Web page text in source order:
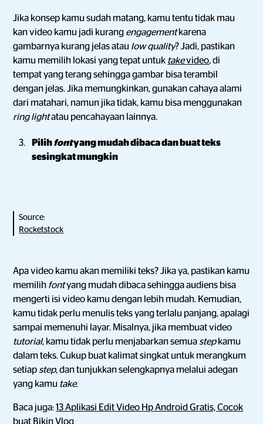
Jika konsep kamu sudah matang, kamu tentu tidak mau
kan video kamu jadi kurang engagementkarena
gambarnya kurang jelas atau low quality? Jadi, pastikan
kamu memilih lokasi yang tepat untuk takevideo, di
tempat yang terang sehingga gambar bisa terambil
dengan jelas. Jika memungkinkan, gunakan cahaya alami
dari matahari, namun jika tidak, kamu bisa menggunakan
ring lightatau pencahayaan lainnya.
Pilihfontyang mudah dibaca dan buat teks
sesingkat mungkin
Source:
Rocketstock
Apa video kamu akan memiliki teks? Jika ya, pastikan kamu
memilih fontyang mudah dibaca sehingga audiens bisa
mengerti isi video kamu dengan lebih mudah. Kemudian,
kamu tidak perlu menulis teks yang terlalu panjang, apalagi
sampai memenuhi layar. Misalnya, jika membuat video
tutorial, kamu tidak perlu menjabarkan semua step kamu
dalam teks. Cukup buat kalimat singkat untuk merangkum
setiap step, dan tunjukkan selengkapnya melalui adegan
yang kamu take.
Baca juga:13 Aplikasi Edit Video Hp Android Gratis, Cocok
buat Bikin Vlog